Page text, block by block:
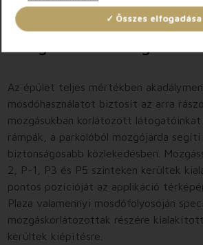
Az épület teljes mértékben
mosdóhasználatot biztosít az arra
mozgásukban korlátozott látogatóinkat
rámpák, a parkolóból mozgójárda segíti
biztonságosabb közlekedésben.
2, P-1, P3 és P5 szinteken kerültek
pontos pozícióját az applikáció
Plaza valamennyi mosdófolyosóján
mozgáskorlátozottak részére
kerültek kiépítésre.
Összes elfogadása